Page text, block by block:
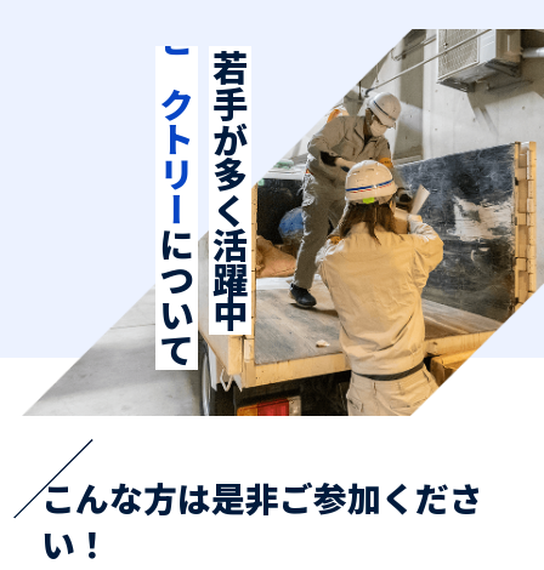
ビクトリー
について若手が多く活躍中
こんな方は是非ご参加くださ
い！